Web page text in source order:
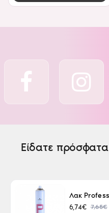
Είδατε πρόσφατα
6,74€ 7,65€